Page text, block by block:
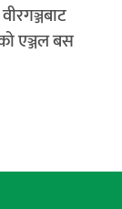
एञ्जल बस